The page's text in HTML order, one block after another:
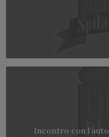
Incontro con